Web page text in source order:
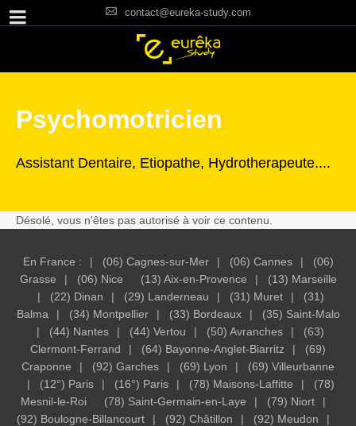
contact@eureka-study.com
Psychomotricien
Assistant Dentaire, Etiopathe, Hydrotherapeute....
Désolé, vous n'êtes pas autorisé à voir ce contenu.
En France : (06) Cagnes-sur-Mer (06) Cannes
(06)
Grasse
(06) Nice (13) Aix-en-Provence
(13) Marseille
(22) Dinan
(29) Landerneau (31) Muret
(31)
Balma
(34) Montpellier (33) Bordeaux
(35) Saint-Malo
(44) Nantes
(44) Vertou (50) Avranches
(63)
Clermont-Ferrand
(64) Bayonne-Anglet-Biarritz
(69)
Craponne
(92) Garches (69) Lyon
(69) Villeurbanne
(12°) Paris
(16°) Paris (78) Maisons-Laffitte
(78)
Mesnil-le-Roi
(78) Saint-Germain-en-Laye
(79) Niort
(92) Boulogne-Billancourt
(92) Châtillon
(92) Meudon